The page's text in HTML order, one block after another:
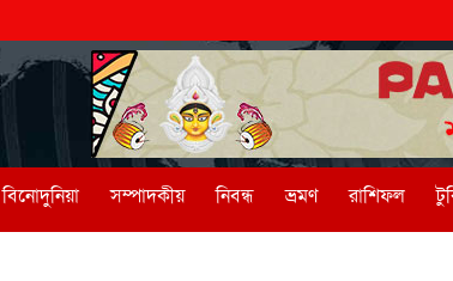
বিনোদুনিয়া সম্পাদকীয় নিবন্ধ ভ্রমণ রাশিফল